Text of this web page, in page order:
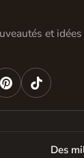
et idées

Des